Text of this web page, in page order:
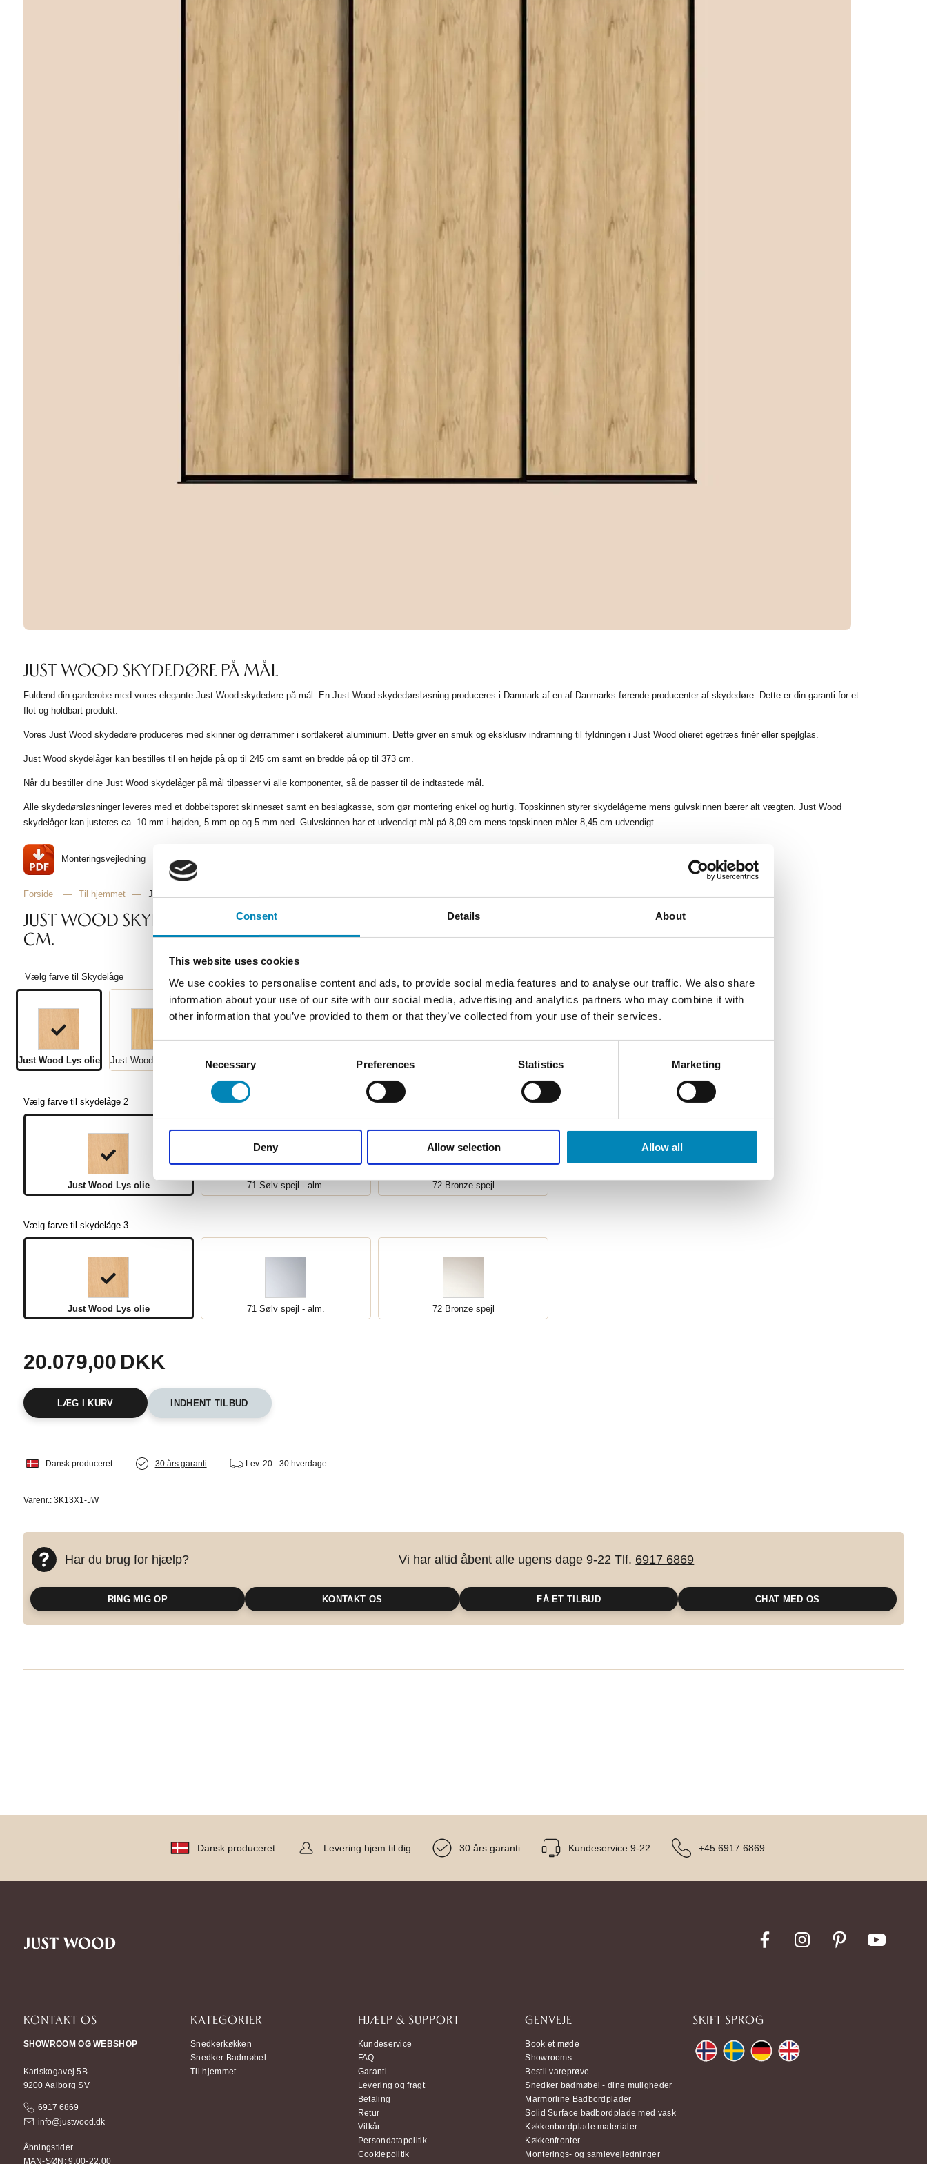
Consent Details About
This website uses cookies
We use cookies to personalise content and ads, to provide social media features and to analyse our traffic. We also share
information about your use of our site with our social media, advertising and analytics partners who may combine it with
other information that you’ve provided to them or that they’ve collected from your use of their services.
Consent
Selection
Necessary Preferences Statistics Marketing
Deny Allow selection Allow all
JUST WOOD SKYDEDØRE PÅ MÅL
Fuldend din garderobe med vores elegante Just Wood skydedøre på mål. En Just Wood skydedørsløsning produceres i Danmark af en af Danmarks førende producenter af skydedøre. Dette er din garanti for et
flot og holdbart produkt.
Vores Just Wood skydedøre produceres med skinner og dørrammer i sortlakeret aluminium. Dette giver en smuk og eksklusiv indramning til fyldningen i Just Wood olieret egetræs finér eller spejlglas.
Just Wood skydelåger kan bestilles til en højde på op til 245 cm samt en bredde på op til 373 cm.
Når du bestiller dine Just Wood skydelåger på mål tilpasser vi alle komponenter, så de passer til de indtastede mål.
Alle skydedørsløsninger leveres med et dobbeltsporet skinnesæt samt en beslagkasse, som gør montering enkel og hurtig. Topskinnen styrer skydelågerne mens gulvskinnen bærer alt vægten. Just Wood
skydelåger kan justeres ca. 10 mm i højden, 5 mm op og 5 mm ned. Gulvskinnen har et udvendigt mål på 8,09 cm mens topskinnen måler 8,45 cm udvendigt.
Monteringsvejledning
Forside — Til hjemmet — Just Wood Skydedøre
JUST WOOD SKYDELÅGER PÅ MÅL TIL GARDEROBE MED 3 LÅGER - TOTAL BREDDE 139 TIL 373
CM.
Vælg farve til Skydelåge
Just Wood Lys olie Just Wood Natur olie Just Wood Mørk olie Vis alle farver
Vælg farve til skydelåge 2
Just Wood Lys olie 71 Sølv spejl - alm. 72 Bronze spejl
Vælg farve til skydelåge 3
Just Wood Lys olie 71 Sølv spejl - alm. 72 Bronze spejl
20.079,00 DKK
INDHENT TILBUD
Dansk produceret 30 års garanti Lev. 20 - 30 hverdage
Varenr.: 3K13X1-JW
Har du brug for hjælp? Vi har altid åbent alle ugens dage 9-22 Tlf. 6917 6869
RING MIG OP KONTAKT OS FÅ ET TILBUD CHAT MED OS
Dansk produceret Levering hjem til dig 30 års garanti Kundeservice 9-22 +45 6917 6869
KONTAKT OS
SHOWROOM OG WEBSHOP
Karlskogavej 5B
9200 Aalborg SV
6917 6869
info@justwood.dk
Åbningstider
MAN-SØN: 9.00-22.00
KATEGORIER
Snedkerkøkken
Snedker Badmøbel
Til hjemmet
HJÆLP & SUPPORT
Kundeservice
FAQ
Garanti
Levering og fragt
Betaling
Retur
Vilkår
Persondatapolitik
Cookiepolitik
GENVEJE
Book et møde
Showrooms
Bestil vareprøve
Snedker badmøbel - dine muligheder
Marmorline Badbordplader
Solid Surface badbordplade med vask
Køkkenbordplade materialer
Køkkenfronter
Monterings- og samlevejledninger
SKIFT SPROG